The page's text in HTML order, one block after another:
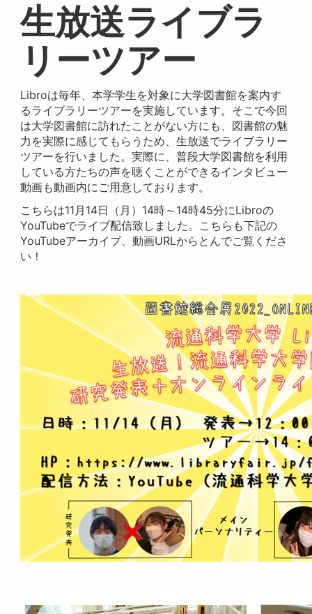
生放送ライブラ
リーツアー
Libroは毎年、本学学生を対象に大学図書館を案内す
るライブラリーツアーを実施しています。そこで今回
は大学図書館に訪れたことがない方にも、図書館の魅
力を実際に感じてもらうため、生放送でライブラリー
ツアーを行いました。実際に、普段大学図書館を利用
している方たちの声を聴くことができるインタビュー
動画も動画内にご用意しております。
こちらは11月14日（月）14時～14時45分にLibroの
YouTubeでライブ配信致しました。こちらも下記の
YouTubeアーカイブ、動画URLからとんでご覧くださ
い！